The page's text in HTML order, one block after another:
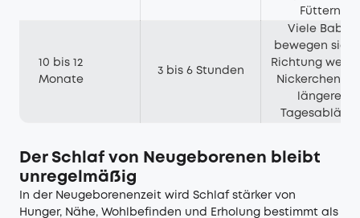
Füttern.
10 bis 12
Monate
3 bis 6 Stunden
Viele Babys
bewegen sich
Richtung
Nickerchen
längerer
Der Schlaf von Neugeborenen bleibt
unregelmäßig
In der Neugeborenenzeit wird Schlaf stärker von
Hunger, Nähe, Wohlbefinden und Erholung bestimmt als